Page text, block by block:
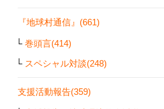
『地球村通信』(661)
巻頭言(414)
スペシャル対談(248)
支援活動報告(359)